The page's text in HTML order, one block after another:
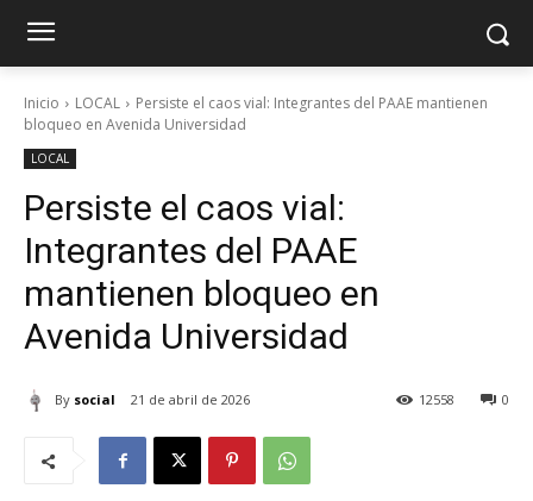
Inicio LOCAL
Persiste el caos vial: Integrantes del PAAE mantienen
bloqueo en Avenida Universidad
LOCAL
Persiste el caos vial:
Integrantes del PAAE
mantienen bloqueo en
Avenida Universidad
By social 21 de abril de 2026 0
12558